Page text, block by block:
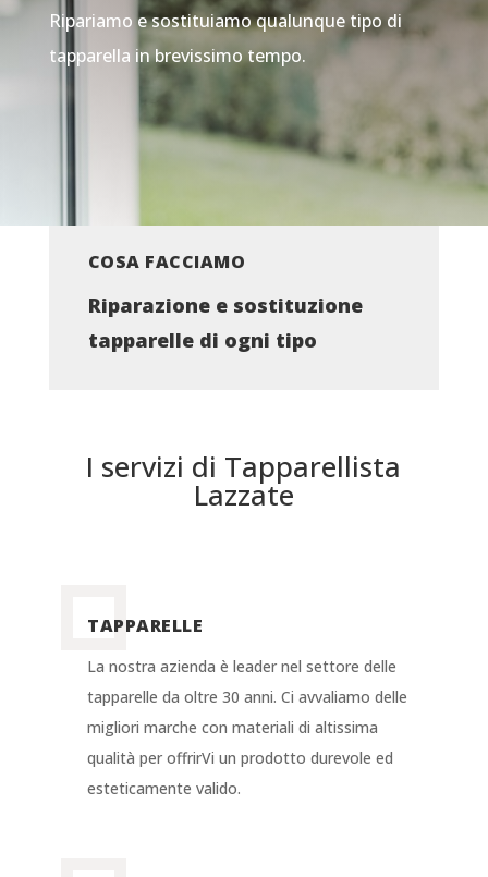
Ripariamo e sostituiamo qualunque tipo di
tapparella in brevissimo tempo.
COSA FACCIAMO
Riparazione e sostituzione
tapparelle di ogni tipo
I servizi di Tapparellista
Lazzate
TAPPARELLE
La nostra azienda è leader nel settore delle
tapparelle da oltre 30 anni. Ci avvaliamo delle
migliori marche con materiali di altissima
qualità per offrirVi un prodotto durevole ed
esteticamente valido.